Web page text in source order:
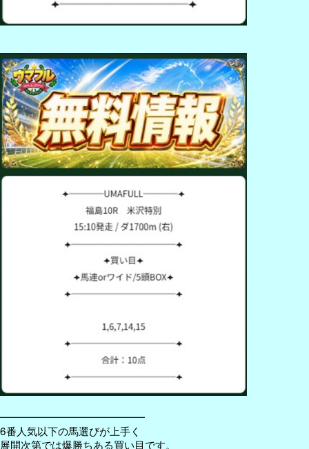
━━━━━━━━━━━━━━
6番人気以下の馬選びが上手く
展開次第では爆勝ちある買い目です。